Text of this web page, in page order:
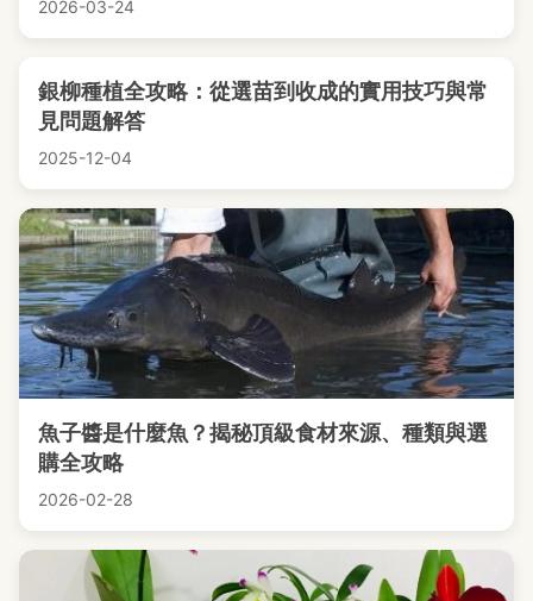
2026-03-24
銀柳種植全攻略：從選苗到收成的實用技巧與常
見問題解答
2025-12-04
魚子醬是什麼魚？揭秘頂級食材來源、種類與選
購全攻略
2026-02-28